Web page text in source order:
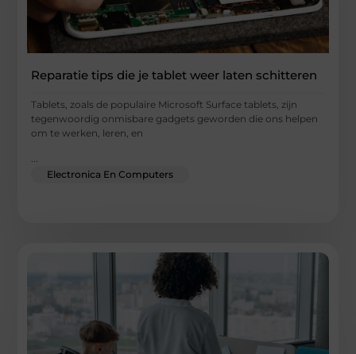
Reparatie tips die je tablet weer laten schitteren
Tablets, zoals de populaire Microsoft Surface tablets, zijn
tegenwoordig onmisbare gadgets geworden die ons helpen
om te werken, leren, en
...
Electronica En Computers